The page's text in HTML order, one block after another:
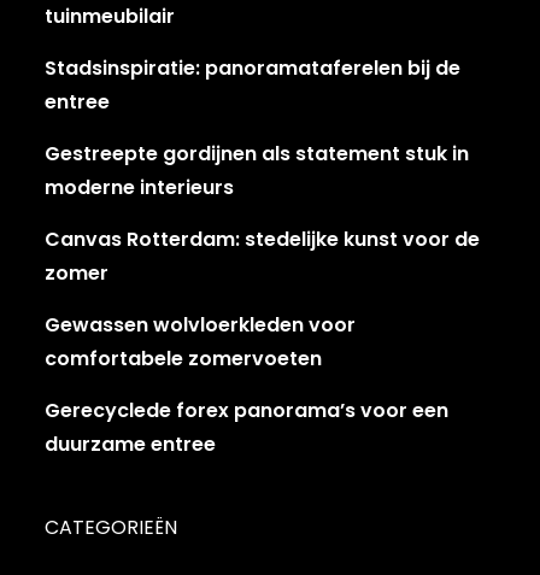
tuinmeubilair
Stadsinspiratie: panoramataferelen bij de
entree
Gestreepte gordijnen als statement stuk in
moderne interieurs
Canvas Rotterdam: stedelijke kunst voor de
zomer
Gewassen wolvloerkleden voor
comfortabele zomervoeten
Gerecyclede forex panorama’s voor een
duurzame entree
CATEGORIEËN